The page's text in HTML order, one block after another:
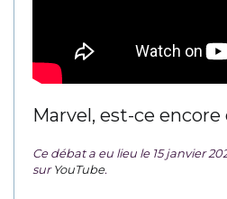
Marvel, est-ce
Ce débat a eu lieu le 15 janvier
surYouTube.